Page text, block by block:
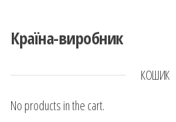
Країна-виробник
КОШИК
No products in the cart.